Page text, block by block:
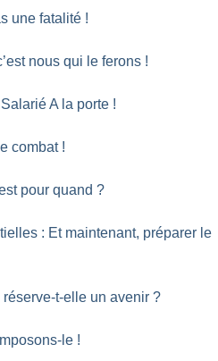
une fatalité !
nous qui le ferons !
A la porte !
combat !
pour quand ?
: Et maintenant, préparer le
t-elle un avenir ?
le !